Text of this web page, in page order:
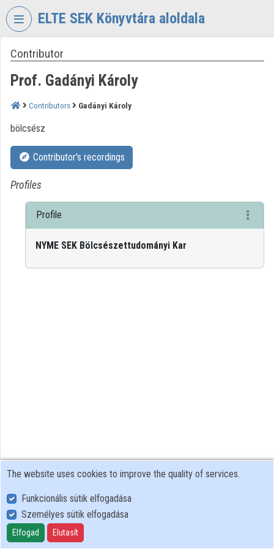
Skip header
ELTE SEK Könyvtára aloldala
VIDEO
ELTE
EKL
KÖNYVTÁR
ÉS
LEVÉLTÁR
Organization home
Log In
Contributor
Prof. Gadányi Károly
Contributors Gadányi Károly
bölcsész
Contributor's recordings
Profiles
Profile
NYME SEK Bölcsészettudományi Kar
User Policy
Adatkezelési tájékoztató (en)
Cookie Policy
The website uses cookies to improve the quality of services.
Funkcionális sütik elfogadása
Személyes sütik elfogadása
Elfogad Elutasít